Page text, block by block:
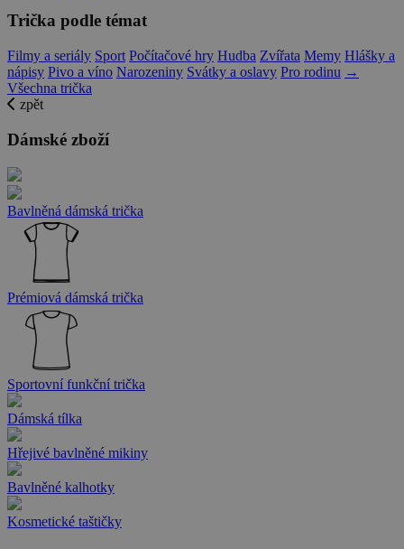
Trička podle témat
Filmy a seriály Sport Počítačové hry Hudba Zvířata Memy Hlášky a
nápisy Pivo a víno Narozeniny Svátky a oslavy Pro rodinu →
Všechna trička
zpět
Dámské zboží
Bavlněná dámská trička
Prémiová dámská trička
Sportovní funkční trička
Dámská tílka
Hřejivé bavlněné mikiny
Bavlněné kalhotky
Kosmetické taštičky